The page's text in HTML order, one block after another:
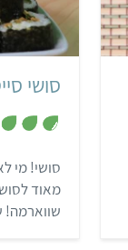
סושי
סושי! מי
מאוד
שווארמה!